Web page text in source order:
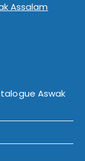
Assalam
Aswak